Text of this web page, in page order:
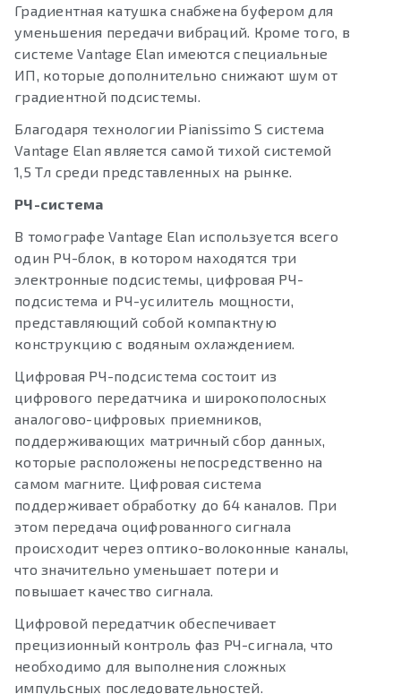
Градиентная катушка снабжена буфером для
уменьшения передачи вибраций. Кроме того, в
системе Vantage Elan имеются специальные
ИП, которые дополнительно снижают шум от
градиентной подсистемы.
Благодаря технологии Pianissimo S система
Vantage Elan является самой тихой системой
1,5 Тл среди представленных на рынке.
РЧ-система
В томографе Vantage Elan используется всего
один РЧ-блок, в котором находятся три
электронные подсистемы, цифровая РЧ-
подсистема и РЧ-усилитель мощности,
представляющий собой компактную
конструкцию с водяным охлаждением.
Цифровая РЧ-подсистема состоит из
цифрового передатчика и широкополосных
аналогово-цифровых приемников,
поддерживающих матричный сбор данных,
которые расположены непосредственно на
самом магните. Цифровая система
поддерживает обработку до 64 каналов. При
этом передача оцифрованного сигнала
происходит через оптико-волоконные каналы,
что значительно уменьшает потери и
повышает качество сигнала.
Цифровой передатчик обеспечивает
прецизионный контроль фаз РЧ-сигнала, что
необходимо для выполнения сложных
импульсных последовательностей.